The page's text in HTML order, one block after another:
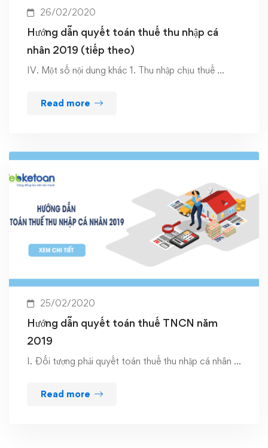
26/02/2020
Hướng dẫn quyết toán thuế thu nhập cá
nhân 2019 (tiếp theo)
IV. Một số nội dung khác 1. Thu nhập chịu thuế …
Read more
25/02/2020
Hướng dẫn quyết toán thuế TNCN năm
2019
I. Đối tượng phải quyết toán thuế thu nhập cá nhân …
Read more